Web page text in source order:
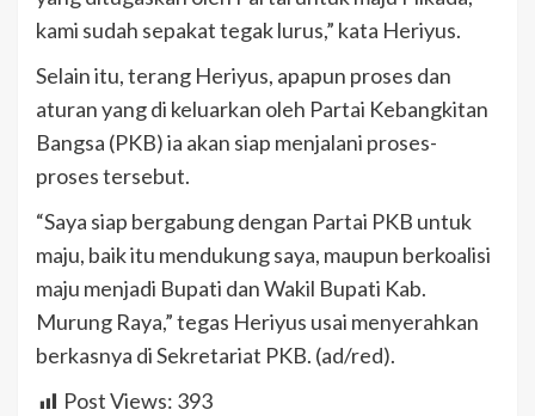
kami sudah sepakat tegak lurus,” kata Heriyus.
Selain itu, terang Heriyus, apapun proses dan
aturan yang di keluarkan oleh Partai Kebangkitan
Bangsa (PKB) ia akan siap menjalani proses-
proses tersebut.
“Saya siap bergabung dengan Partai PKB untuk
maju, baik itu mendukung saya, maupun berkoalisi
maju menjadi Bupati dan Wakil Bupati Kab.
Murung Raya,” tegas Heriyus usai menyerahkan
berkasnya di Sekretariat PKB. (ad/red).
Post Views: 393